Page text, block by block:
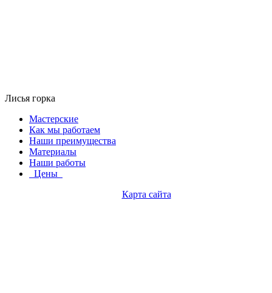
Лисья горка
Мастерские
Как мы работаем
Наши преимущества
Материалы
Наши работы
Цены
Карта сайта